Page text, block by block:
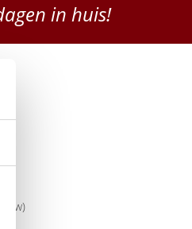
in huis!
)